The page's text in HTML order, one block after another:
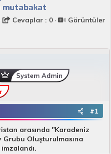
mutabakat
Cevaplar : 0
Görüntüler
System Admin
#1
arasında "Karadeniz
Grubu Oluşturulmasına